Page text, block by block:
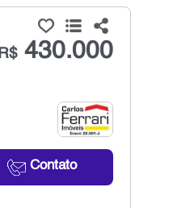
R$430.000
Contato